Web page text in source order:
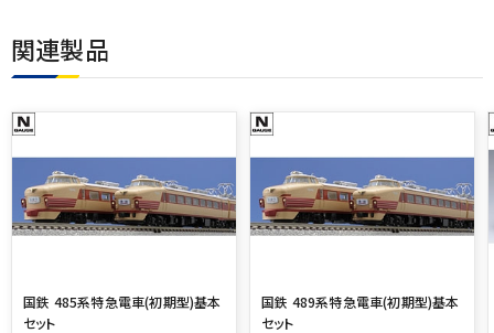
関連製品
国鉄 485系特急電車(初期型)基本
セット
国鉄 489系特急電車(初期型)基本
セット